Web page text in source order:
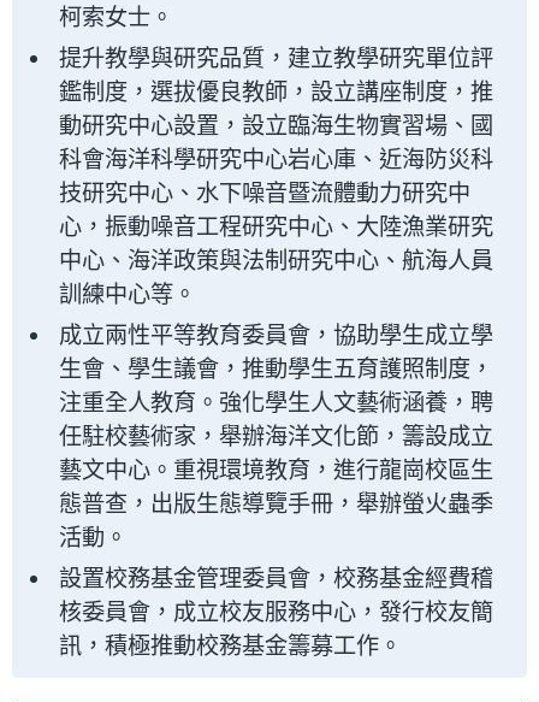
柯索女士。
提升教學與研究品質，建立教學研究單位評
鑑制度，選拔優良教師，設立講座制度，推
動研究中心設置，設立臨海生物實習場、國
科會海洋科學研究中心岩心庫、近海防災科
技研究中心、水下噪音暨流體動力研究中
心，振動噪音工程研究中心、大陸漁業研究
中心、海洋政策與法制研究中心、航海人員
訓練中心等。
成立兩性平等教育委員會，協助學生成立學
生會、學生議會，推動學生五育護照制度，
注重全人教育。強化學生人文藝術涵養，聘
任駐校藝術家，舉辦海洋文化節，籌設成立
藝文中心。重視環境教育，進行龍崗校區生
態普查，出版生態導覽手冊，舉辦螢火蟲季
活動。
設置校務基金管理委員會，校務基金經費稽
核委員會，成立校友服務中心，發行校友簡
訊，積極推動校務基金籌募工作。